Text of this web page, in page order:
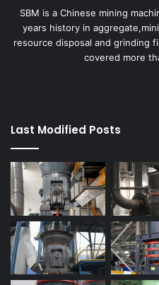
SBM is a Chinese mining
years history in
resource disposal and grinding
covered more
Last Modified Posts